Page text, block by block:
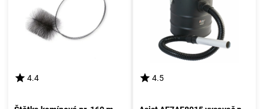
4.4 4.5